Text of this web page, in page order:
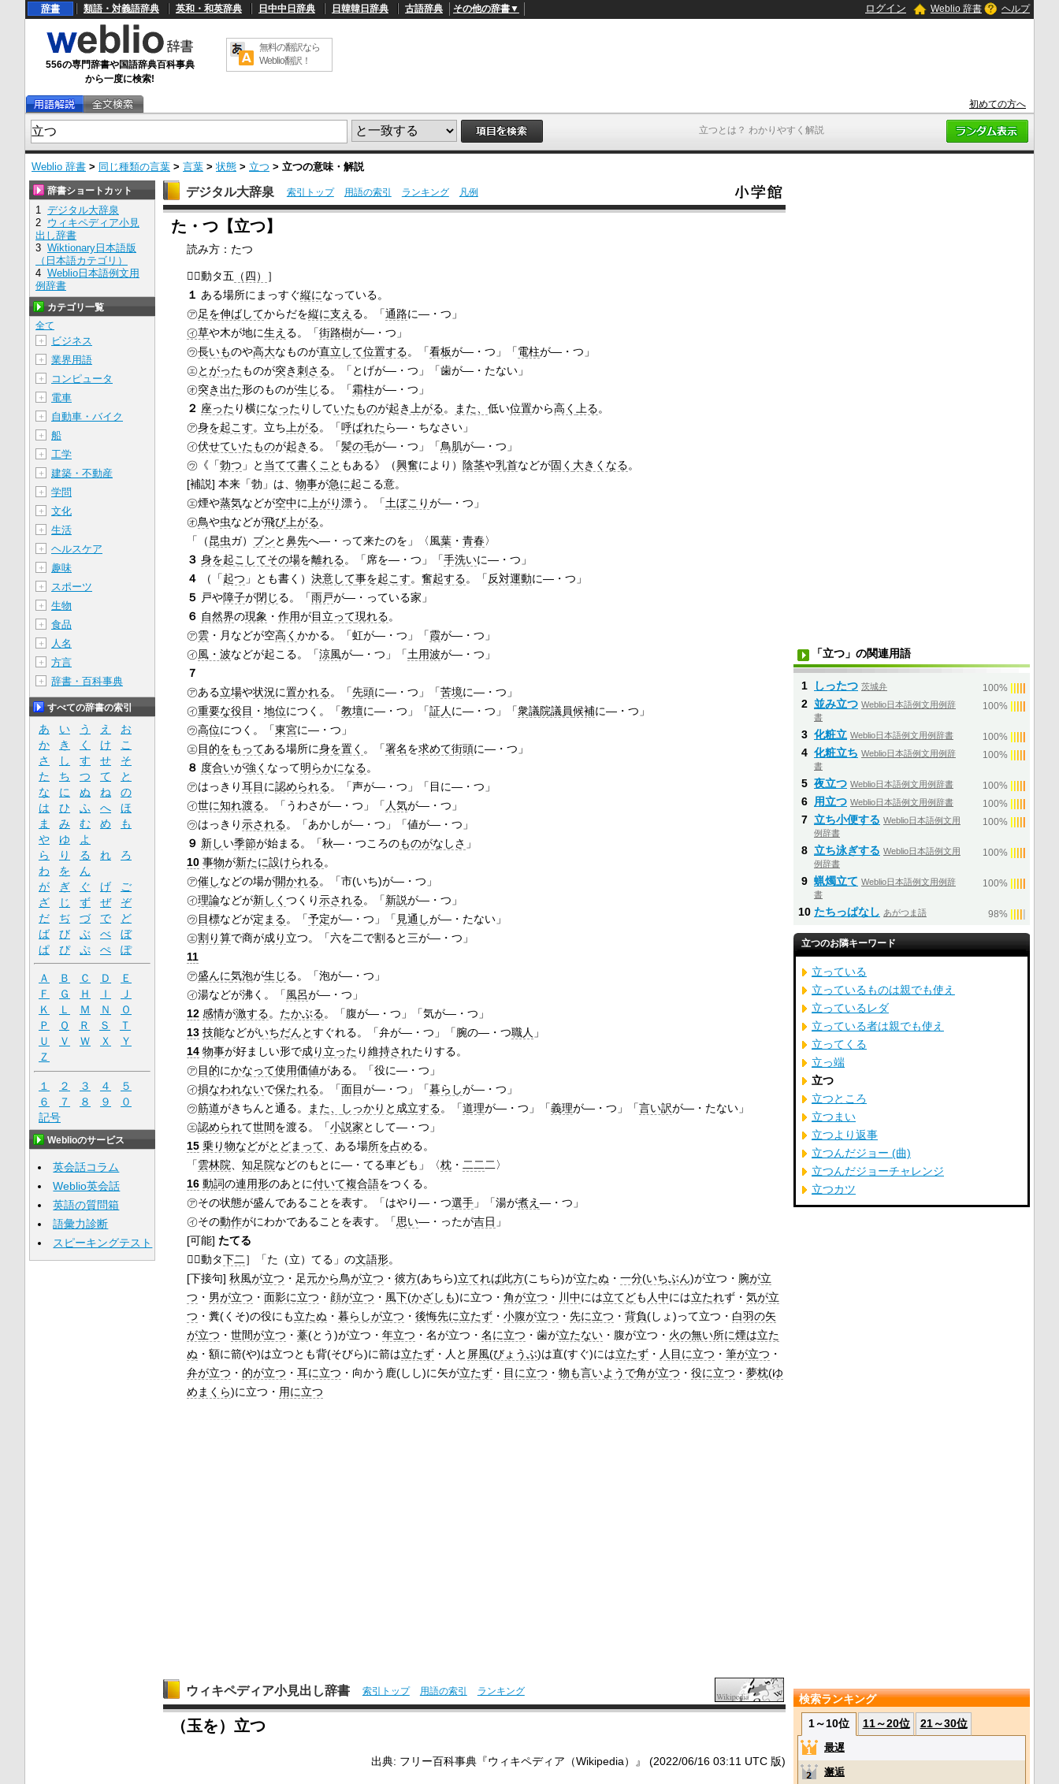
立つとは？ わかりやすく解説
辞書 類語・対義語辞典 英和・和英辞典 日中中日辞典 日韓韓日辞典 古語辞典 その他の辞書▼ ログイン Weblio 辞書 ヘルプ
556の専門辞書や国語辞典百科事典
から一度に検索!
無料の翻訳なら
Weblio翻訳！
初めての方へ
Weblio 辞書 > 同じ種類の言葉 > 言葉 > 状態 > 立つ > 立つの意味・解説
U
/
L
.
4
5
%
デジタル大辞泉 索引トップ 用語の索引 ランキング 凡例
た・つ【立つ】
読み方：たつ
［動タ五 （四）
］
１ ある場所にまっすぐ縦になっている。
㋐足を伸ばしてからだを縦に支え る。「通路に―・つ」
㋑草や木が地に生え る。「街路樹が―・つ」
㋒長いものや高大なものが直立して位置する。「看板が―・つ」「電柱が―・つ」
㋓とがったものが突き刺さる。「とげが―・つ」「歯が―・たない」
㋔突き出た形のものが生じる。「霜柱が―・つ」
２ 座った り横になった りしていたものが起き上がる。 また、低い位置から高く 上る。
㋐身を起こす。立ち 上がる。「呼ばれたら―・ちなさい」
㋑伏せていたものが起き る。「髪の毛が―・つ」「鳥肌が―・つ」
㋒《「勃つ 」と 当てて書くこと もある》（興奮により） 陰茎や乳首などが固く 大きくなる。
[補説] 本来「勃」は、物事が急に起こる意。
㋓煙や蒸気などが空中に 上がり漂う。「土ぼこりが―・つ」
㋔鳥や虫などが飛び 上がる。
「（昆虫ガ） ブンと鼻先へ―・って来たのを」〈風葉 ・青春〉
３ 身を起こしてその場を離れる。「席を―・つ」「手洗いに―・つ」
４
（「起つ 」とも書く）決意して事を起こす。奮起する。「 反対運動に―・つ」
５
戸や障子が閉じる。「雨戸が―・っている家」
６ 自然界の現象 ・作用が目立って現れる。
㋐雲 ・月などが空高くかかる。「虹が―・つ」「霞が―・つ」
㋑風・波などが起こる。「涼風が―・つ」「土用波が―・つ」
７
㋐ある立場や状況に置かれる。「先頭に―・つ」「苦境に―・つ」
㋑重要な役目 ・地位につく。「教壇に―・つ」「証人 に―・つ」「衆議院議員候補に―・つ」
㋒高位につく。「東宮に―・つ」
㋓目的をもってある場所に身を置く 。「署名を求めて街頭に―・つ」
８ 度合いが強く なって明らかになる。
㋐はっきり耳目 に認められる。「声が―・つ」「目に―・つ」
㋑世に知れ渡る。「うわさが―・つ」「 人気が―・つ」
㋒はっきり示される。「あかしが―・つ」「値が―・つ」
９ 新しい季節が始まる。「秋―・つころのものがなしさ 」
10 事物が新たに設けられる。
㋐催しなどの場が開かれる。「市(いち)が―・つ」
㋑理論などが新しくつくり示される。「新説が―・つ」
㋒目標などが定まる。「予定が―・つ」「 見通しが―・たない」
㋓割り算で商が成り 立つ。「六を二で割ると三が―・つ」
11
㋐盛んに気泡が生じる。「泡が―・つ」
㋑湯などが沸く。「風呂が―・つ」
12 感情が激する。 たかぶる。「腹が―・つ」「気が―・つ」
13 技能などがいちだんとすぐれる。「弁が―・つ」「腕の―・つ職人 」
14 物事が好ましい形で成り立った り維持されたりする。
㋐目的にかなって使用価値がある。「役に―・つ」
㋑損なわれないで保たれる。「面目が―・つ」「暮らしが―・つ」
㋒筋道がきちんと通る。 また、 しっかりと 成立する。「道理が―・つ」「義理が―・つ」「言い訳が―・たない」
㋓認められて世間を渡る。「小説家として―・つ」
15 乗り物などがとどまって 、ある場所を占める。
「雲林院 、知足院などのもとに―・てる車ども」〈枕 ・ 二二 二〉
16 動詞の連用形のあとに付いて複合語をつくる。
㋐その状態が盛んであることを表す。「はやり―・つ選手 」「湯が煮え―・つ」
㋑その動作がにわかであることを表す。「思い―・ったが吉日 」
[可能]たてる
［動タ下二 ］ 「た（立）てる」の文語形。
[下接句]秋風が立つ ・ 足元から鳥が立つ ・彼方(あちら)立てれば此方(こちら)が立たぬ ・一分(いちぶん)が立つ・ 腕が立
つ ・ 男が立つ ・面影に立つ ・ 顔が立つ ・ 風下(かざしも)に立つ・角が立つ ・ 川中には立てども 人中には立たれず・気が立
つ ・糞(くそ)の役にも立たぬ ・暮らしが立つ ・後悔先に立たず ・小腹が立つ ・先に立つ ・背負(しょ)って立つ・ 白羽の矢
が立つ ・世間が立つ ・薹(とう)が立つ・年立つ ・名が立つ・名に立つ ・歯が立たない ・腹が立つ・ 火の無い所に煙は立た
ぬ ・額に箭(や)は立つとも背(そびら)に箭は立たず ・人と 屏風(びょうぶ)は直(すぐ)には立たず ・ 人目に立つ ・筆が立つ ・
弁が立つ ・ 的が立つ ・耳に立つ ・向かう鹿(しし)に矢が立たず ・ 目に立つ ・物も言いようで角が立つ ・役に立つ ・夢枕(ゆ
めまくら)に立つ・ 用に立つ
ウィキペディア小見出し辞書 索引トップ 用語の索引 ランキング
（玉を）立つ
出典: フリー百科事典『ウィキペディア（Wikipedia）』 (2022/06/16 03:11 UTC 版)
辞書ショートカット
1 デジタル大辞泉
2 ウィキペディア小見
出し辞書
3 Wiktionary日本語版
（日本語カテゴリ）
4 Weblio日本語例文用
例辞書
カテゴリ一覧
全て
＋
ビジネス
＋ 業界用語
＋ コンピュータ
＋ 電車
＋ 自動車・バイク
＋ 船
＋ 工学
＋ 建築・不動産
＋ 学問
＋ 文化
＋ 生活
＋ ヘルスケア
＋ 趣味
＋ スポーツ
＋ 生物
＋ 食品
＋ 人名
＋ 方言
＋ 辞書・百科事典
すべての辞書の索引
あ い う え
お
か
き く け
こ
さ
し す せ
そ
た
ち つ て
と
な
に ぬ ね
の
は
ひ ふ へ
ほ
ま
み む め
も
や
ゆ
よ
ら
り る れ
ろ
わ
を
ん
が
ぎ ぐ げ
ご
ざ
じ ず ぜ
ぞ
だ
ぢ づ で
ど
ば
び ぶ べ
ぼ
ぱ
ぴ ぷ ぺ ぽ
Ａ Ｂ Ｃ Ｄ
Ｅ
Ｆ
Ｇ Ｈ Ｉ
Ｊ
Ｋ
Ｌ Ｍ Ｎ
Ｏ
Ｐ
Ｑ Ｒ Ｓ
Ｔ
Ｕ
Ｖ Ｗ Ｘ
Ｙ
Ｚ
１ ２ ３ ４
５
６
７ ８ ９
０
記号
Weblioのサービス
英会話コラム
Weblio英会話
英語の質問箱
語彙力診断
スピーキングテスト
「立つ」の関連用語
1 しったつ 茨城弁 100%
2 並み立つ Weblio日本語例文用例辞
書
100%
3 化粧立 Weblio日本語例文用例辞書 100%
4 化粧立ち Weblio日本語例文用例辞
書
100%
5 夜立つ Weblio日本語例文用例辞書 100%
6 用立つ Weblio日本語例文用例辞書 100%
7 立ち小便する Weblio日本語例文用
例辞書
100%
8 立ち泳ぎする Weblio日本語例文用
例辞書
100%
9 蝋燭立て Weblio日本語例文用例辞
書
100%
10 たちっぱなし あがつま語 98%
立つのお隣キーワード
立っている
立っているものは親でも使え
立っているレダ
立っている者は親でも使え
立ってくる
立っ端
立つ
立つところ
立つまい
立つより返事
立つんだジョー (曲)
立つんだジョーチャレンジ
立つカツ
検索ランキング
1～10位
11～20位 21～30位
最遅
邂逅